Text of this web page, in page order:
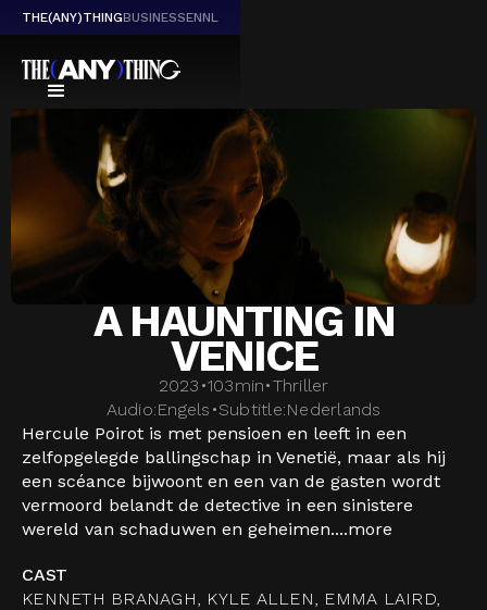
THE(ANY)THINGBUSINESSENNL
A HAUNTING IN
VENICE
2023 •103min•Thriller
Audio:Engels •Subtitle:Nederlands
Hercule Poirot is met pensioen en leeft in een
zelfopgelegde ballingschap in Venetië, maar als hij
een scéance bijwoont en een van de gasten wordt
vermoord belandt de detective in een sinistere
wereld van schaduwen en geheimen....more
CAST
KENNETH BRANAGH, KYLE ALLEN, EMMA LAIRD,